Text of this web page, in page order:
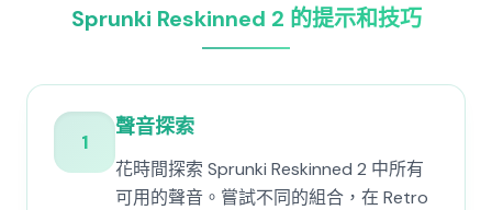
Sprunki Reskinned 2 的提示和技巧
1
聲音探索
花時間探索 Sprunki Reskinned 2 中所有
可用的聲音。嘗試不同的組合，在 Retro